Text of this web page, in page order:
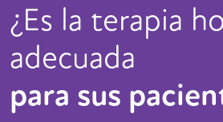
¿Es la terapia
adecuada
para sus